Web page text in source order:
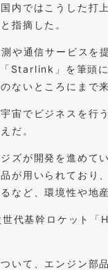
内ではこうした打
指摘した。
や通信サービスを
Starlink」を筆頭
ないところにまで
宙でビジネスを行
だ。
ズが開発を進め
が用いられており
など、環境性や地
代基幹ロケット
いて、エンジン